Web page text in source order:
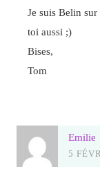
Je suis Belin
toi aussi ;)
Bises,
Tom
Emilie
5